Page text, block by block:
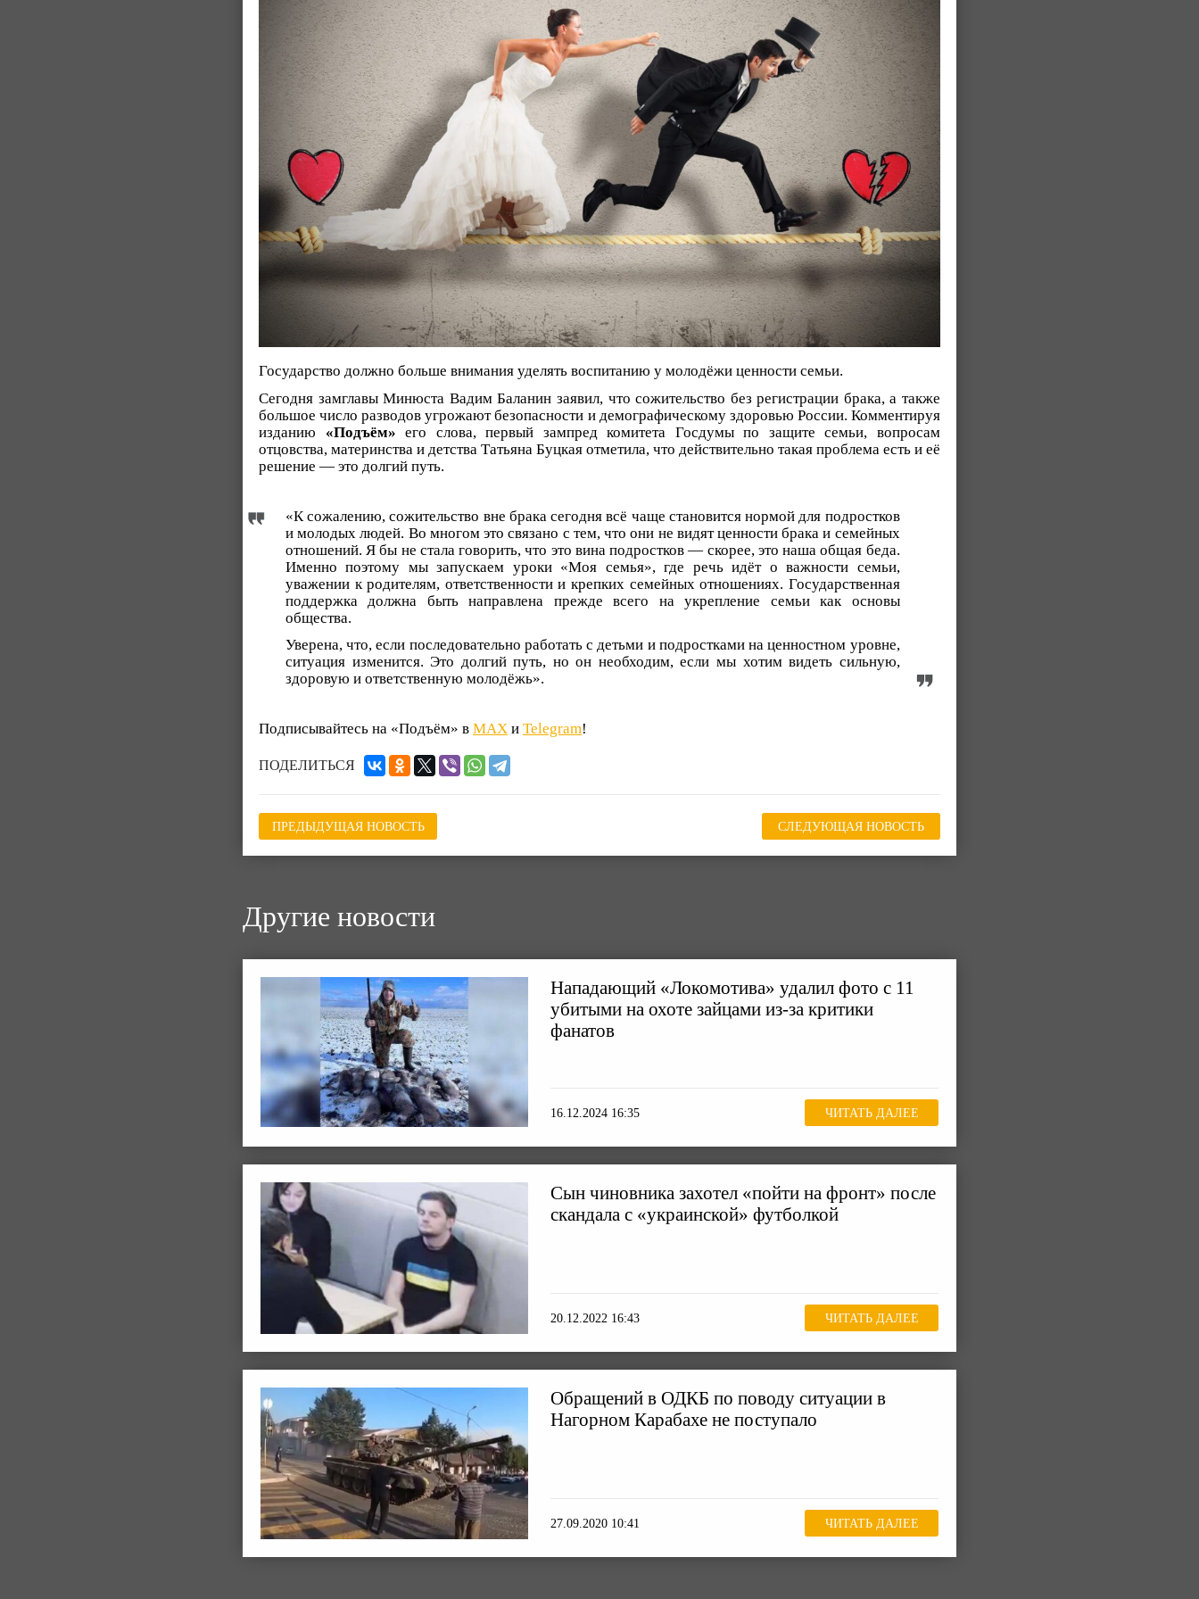
Государство должно больше внимания уделять воспитанию у молодёжи ценности семьи.
Сегодня замглавы Минюста Вадим Баланин заявил, что сожительство без регистрации брака, а также
большое число разводов угрожают безопасности и демографическому здоровью России. Комментируя
изданию «Подъём» его слова, первый зампред комитета Госдумы по защите семьи, вопросам
отцовства, материнства и детства Татьяна Буцкая отметила, что действительно такая проблема есть и её
решение — это долгий путь.
«К сожалению, сожительство вне брака сегодня всё чаще становится нормой для подростков
и молодых людей. Во многом это связано с тем, что они не видят ценности брака и семейных
отношений. Я бы не стала говорить, что это вина подростков — скорее, это наша общая беда.
Именно поэтому мы запускаем уроки «Моя семья», где речь идёт о важности семьи,
уважении к родителям, ответственности и крепких семейных отношениях. Государственная
поддержка должна быть направлена прежде всего на укрепление семьи как основы
общества.
Уверена, что, если последовательно работать с детьми и подростками на ценностном уровне,
ситуация изменится. Это долгий путь, но он необходим, если мы хотим видеть сильную,
здоровую и ответственную молодёжь».
Подписывайтесь на «Подъём» в MAX и Telegram!
ПОДЕЛИТЬСЯ
ПРЕДЫДУЩАЯ НОВОСТЬ СЛЕДУЮЩАЯ НОВОСТЬ
Другие новости
Нападающий «Локомотива» удалил фото с 11
убитыми на охоте зайцами из-за критики
фанатов
16.12.2024 16:35 ЧИТАТЬ ДАЛЕЕ
Сын чиновника захотел «пойти на фронт» после
скандала с «украинской» футболкой
20.12.2022 16:43 ЧИТАТЬ ДАЛЕЕ
Обращений в ОДКБ по поводу ситуации в
Нагорном Карабахе не поступало
27.09.2020 10:41 ЧИТАТЬ ДАЛЕЕ